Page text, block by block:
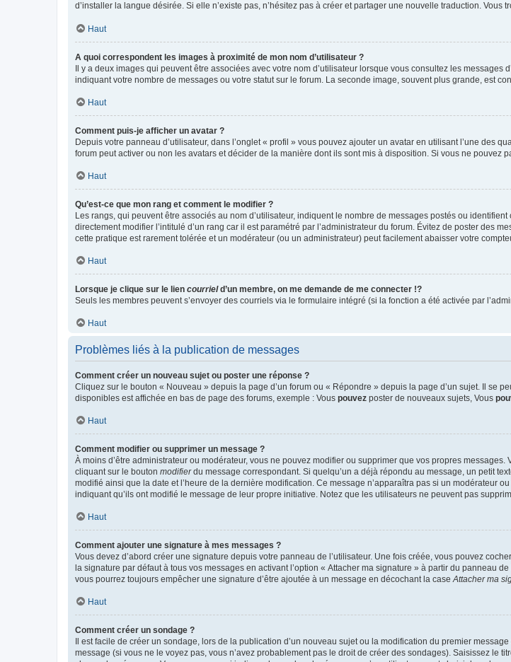
d’installer la langue désirée. Si elle n’existe pas, n’hésitez pas à créer et partager une nouvelle traduction. Vous
Haut
A quoi correspondent les images à proximité de mon nom d’utilisateur ?
Il y a deux images qui peuvent être associées avec votre nom d’utilisateur lorsque vous consultez les messages
indiquant votre nombre de messages ou votre statut sur le forum. La seconde image, souvent plus grande, est
Haut
Comment puis-je afficher un avatar ?
Depuis votre panneau d’utilisateur, dans l’onglet « profil » vous pouvez ajouter un avatar en utilisant l’une des
forum peut activer ou non les avatars et décider de la manière dont ils sont mis à disposition. Si vous ne pouvez
Haut
Qu’est-ce que mon rang et comment le modifier ?
Les rangs, qui peuvent être associés au nom d’utilisateur, indiquent le nombre de messages postés ou
directement modifier l’intitulé d’un rang car il est paramétré par l’administrateur du forum. Évitez de poster des
cette pratique est rarement tolérée et un modérateur (ou un administrateur) peut facilement abaisser votre
Haut
Lorsque je clique sur le lien courrield’un membre, on me demande de me connecter !?
Seuls les membres peuvent s’envoyer des courriels via le formulaire intégré (si la fonction a été activée par
Haut
Problèmes liés à la publication de messages
Comment créer un nouveau sujet ou poster une réponse ?
Cliquez sur le bouton « Nouveau » depuis la page d’un forum ou « Répondre » depuis la page d’un sujet. Il se
disponibles est affichée en bas de page des forums, exemple : Vous pouvez poster de nouveaux sujets, Vous
Haut
Comment modifier ou supprimer un message ?
À moins d’être administrateur ou modérateur, vous ne pouvez modifier ou supprimer que vos propres
cliquant sur le bouton modifierdu message correspondant. Si quelqu’un a déjà répondu au message, un petit
modifié ainsi que la date et l’heure de la dernière modification. Ce message n’apparaîtra pas si un modérateur
indiquant qu’ils ont modifié le message de leur propre initiative. Notez que les utilisateurs ne peuvent pas
Haut
Comment ajouter une signature à mes messages ?
Vous devez d’abord créer une signature depuis votre panneau de l’utilisateur. Une fois créée, vous pouvez
la signature par défaut à tous vos messages en activant l’option « Attacher ma signature » à partir du panneau
vous pourrez toujours empêcher une signature d’être ajoutée à un message en décochant la caseAttacher ma
Haut
Comment créer un sondage ?
Il est facile de créer un sondage, lors de la publication d’un nouveau sujet ou la modification du premier
message (si vous ne le voyez pas, vous n’avez probablement pas le droit de créer des sondages). Saisissez le